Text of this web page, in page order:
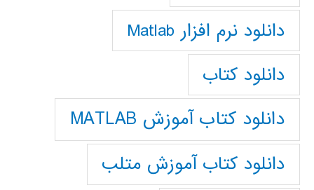
دانلود نرم افزار Matlab
دانلود کتاب
دانلود کتاب آموزش MATLAB
دانلود کتاب آموزش متلب